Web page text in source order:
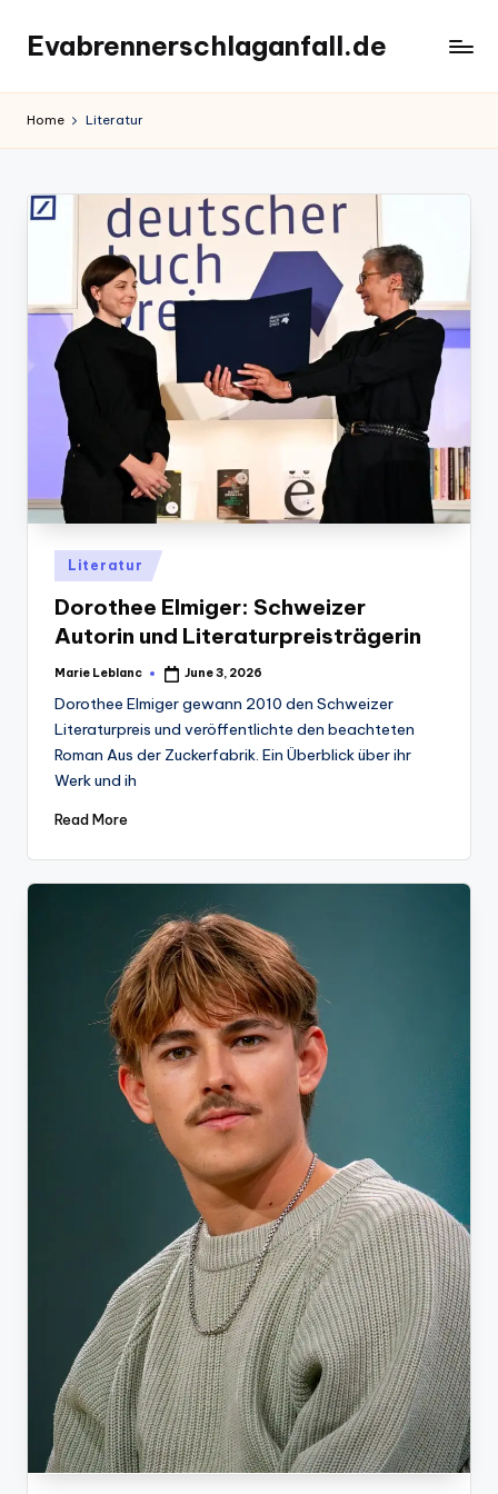
content
Evabrennerschlaganfall.de
Home Literatur
Posted
in
Literatur
Dorothee Elmiger: Schweizer
Autorin und Literaturpreisträgerin
Posted
Marie Leblanc June 3, 2026
Dorothee Elmiger gewann 2010 den Schweizer
Literaturpreis und veröffentlichte den beachteten
Roman Aus der Zuckerfabrik. Ein Überblick über ihr
Werk und ih
Read More